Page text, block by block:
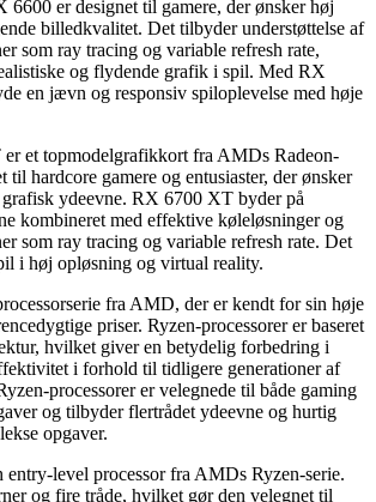
6600 er designet til gamere, der ønsker høj
billedkvalitet. Det tilbyder understøttelse af
som ray tracing og variable refresh rate,
og flydende grafik i spil. Med RX
en jævn og responsiv spiloplevelse med høje
et topmodelgrafikkort fra AMDs Radeon-
til hardcore gamere og entusiaster, der ønsker
ydeevne. RX 6700 XT byder på
kombineret med effektive køleløsninger og
som ray tracing og variable refresh rate. Det
i høj opløsning og virtual reality.
fra AMD, der er kendt for sin høje
priser. Ryzen-processorer er baseret
hvilket giver en betydelig forbedring i
i forhold til tidligere generationer af
processorer er velegnede til både gaming
og tilbyder flertrådet ydeevne og hurtig
opgaver.
level processor fra AMDs Ryzen-serie.
og fire tråde, hvilket gør den velegnet til